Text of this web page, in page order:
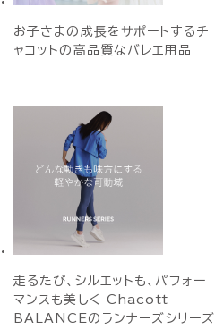
お子さまの成長をサポートするチ
ャコットの高品質なバレエ用品
走るたび、シルエットも、パフォー
マンスも美しく Chacott
BALANCEのランナーズシリーズ